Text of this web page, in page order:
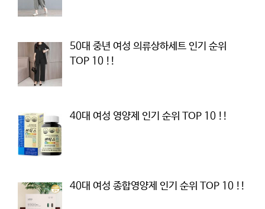
50대 중년 여성 의류상하세트 인기 순위
TOP 10 !!
40대 여성 영양제 인기 순위 TOP 10 !!
40대 여성 종합영양제 인기 순위 TOP 10 !!